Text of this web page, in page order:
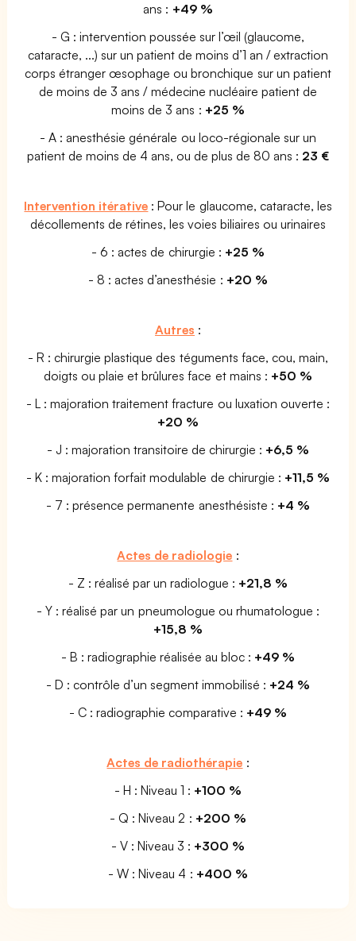
ans : +49 %
- G : intervention poussée sur l’œil (glaucome,
cataracte, ...) sur un patient de moins d’1 an / extraction
corps étranger œsophage ou bronchique sur un patient
de moins de 3 ans / médecine nucléaire patient de
moins de 3 ans : +25 %
- A : anesthésie générale ou loco-régionale sur un
patient de moins de 4 ans, ou de plus de 80 ans : 23 €
Intervention itérative : Pour le glaucome, cataracte, les
décollements de rétines, les voies biliaires ou urinaires
- 6 : actes de chirurgie : +25 %
- 8 : actes d’anesthésie : +20 %
Autres :
- R : chirurgie plastique des téguments face, cou, main,
doigts ou plaie et brûlures face et mains : +50 %
- L : majoration traitement fracture ou luxation ouverte :
+20 %
- J : majoration transitoire de chirurgie : +6,5 %
- K : majoration forfait modulable de chirurgie : +11,5 %
- 7 : présence permanente anesthésiste : +4 %
Actes de radiologie :
- Z : réalisé par un radiologue : +21,8 %
- Y : réalisé par un pneumologue ou rhumatologue :
+15,8 %
- B : radiographie réalisée au bloc : +49 %
- D : contrôle d’un segment immobilisé : +24 %
- C : radiographie comparative : +49 %
Actes de radiothérapie :
- H : Niveau 1 : +100 %
- Q : Niveau 2 : +200 %
- V : Niveau 3 : +300 %
- W : Niveau 4 : +400 %